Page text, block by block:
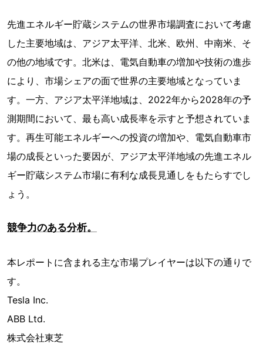
先進エネルギー貯蔵システムの世界市場調査において考慮
した主要地域は、アジア太平洋、北米、欧州、中南米、そ
の他の地域です。北米は、電気自動車の増加や技術の進歩
により、市場シェアの面で世界の主要地域となっていま
す。一方、アジア太平洋地域は、2022年から2028年の予
測期間において、最も高い成長率を示すと予想されていま
す。再生可能エネルギーへの投資の増加や、電気自動車市
場の成長といった要因が、アジア太平洋地域の先進エネル
ギー貯蔵システム市場に有利な成長見通しをもたらすでし
ょう。
競争力のある分析。
本レポートに含まれる主な市場プレイヤーは以下の通りで
す。
Tesla Inc.
ABB Ltd.
株式会社東芝